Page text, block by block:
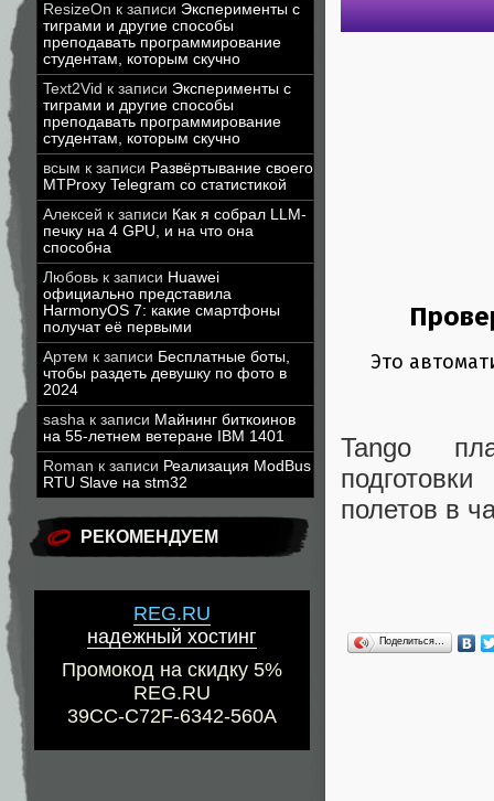
ResizeOn к записи Эксперименты с
тиграми и другие способы
преподавать программирование
студентам, которым скучно
Text2Vid к записи Эксперименты с
тиграми и другие способы
преподавать программирование
студентам, которым скучно
всым к записи Развёртывание своего
MTProxy Telegram со статистикой
Алексей к записи Как я собрал LLM-
печку на 4 GPU, и на что она
способна
Любовь к записи Huawei
официально представила
HarmonyOS 7: какие смартфоны
получат её первыми
Артем к записи Бесплатные боты,
чтобы раздеть девушку по фото в
2024
sasha к записи Майнинг биткоинов
на 55-летнем ветеране IBM 1401
Roman к записи Реализация ModBus
RTU Slave на stm32
РЕКОМЕНДУЕМ
REG.RU
надежный хостинг
Промокод на скидку 5%
REG.RU
39CC-C72F-6342-560A
Tango
полетов в
Поделиться…